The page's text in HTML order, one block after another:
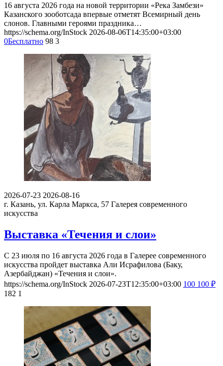
16 августа 2026 года на новой территории «Река Замбези»
Казанского зооботсада впервые отметят Всемирный день
слонов. Главными героями праздника…
https://schema.org/InStock 2026-08-06T14:35:00+03:00
0Бесплатно 98 3
2026-07-23 2026-08-16
г. Казань, ул. Карла Маркса, 57 Галерея современного
искусства
Выставка «Течения и слои»
С 23 июля по 16 августа 2026 года в Галерее современного
искусства пройдет выставка Али Исрафилова (Баку,
Азербайджан) «Течения и слои».
https://schema.org/InStock 2026-07-23T12:35:00+03:00 100 100 ₽
182 1